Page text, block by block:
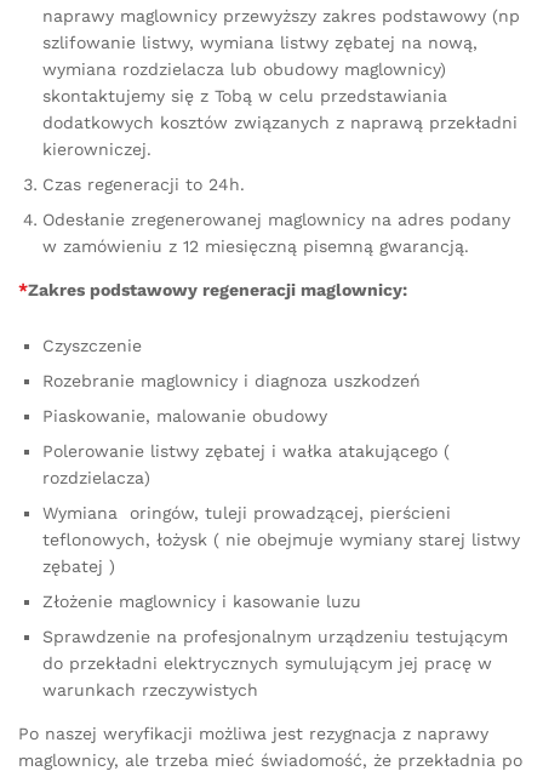
naprawy maglownicy przewyższy zakres podstawowy (np
szlifowanie listwy, wymiana listwy zębatej na nową,
wymiana rozdzielacza lub obudowy maglownicy)
skontaktujemy się z Tobą w celu przedstawiania
dodatkowych kosztów związanych z naprawą przekładni
kierowniczej.
Czas regeneracji to 24h.
Odesłanie zregenerowanej maglownicy na adres podany
w zamówieniu z 12 miesięczną pisemną gwarancją.
*Zakres podstawowy regeneracji maglownicy:
Czyszczenie
Rozebranie maglownicy i diagnoza uszkodzeń
Piaskowanie, malowanie obudowy
Polerowanie listwy zębatej i wałka atakującego (
rozdzielacza)
Wymiana oringów, tuleji prowadzącej, pierścieni
teflonowych, łożysk ( nie obejmuje wymiany starej listwy
zębatej )
Złożenie maglownicy i kasowanie luzu
Sprawdzenie na profesjonalnym urządzeniu testującym
do przekładni elektrycznych symulującym jej pracę w
warunkach rzeczywistych
Po naszej weryfikacji możliwa jest rezygnacja z naprawy
maglownicy, ale trzeba mieć świadomość, że przekładnia po